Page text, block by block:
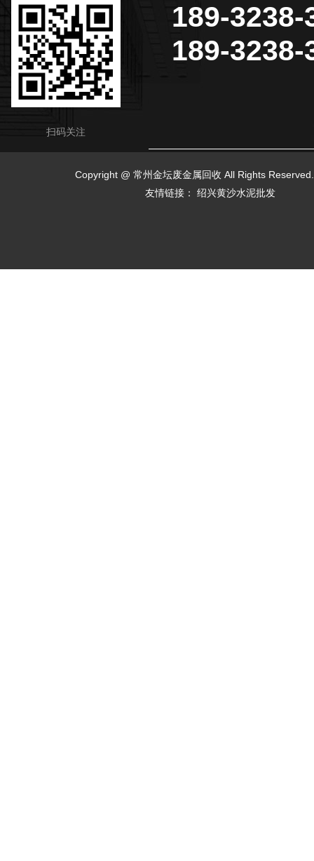
189-3238-
189-3238-
扫码关注
Copyright @ 常州金坛废金属回收 All Rights
友情链接： 绍兴黄沙水泥批发